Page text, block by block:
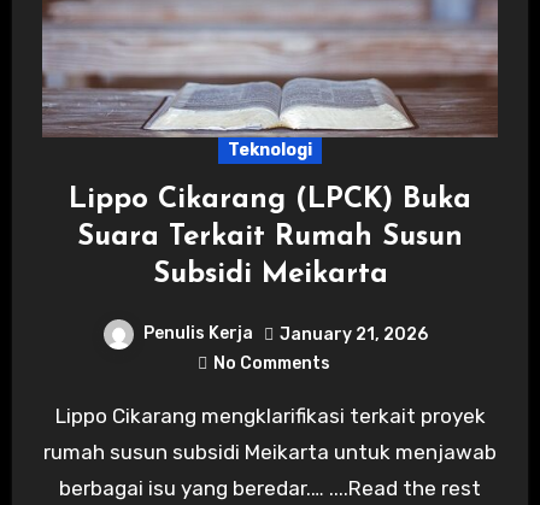
Teknologi
Lippo Cikarang (LPCK) Buka
Suara Terkait Rumah Susun
Subsidi Meikarta
Penulis Kerja
January 21, 2026
No Comments
Lippo Cikarang mengklarifikasi terkait proyek
rumah susun subsidi Meikarta untuk menjawab
berbagai isu yang beredar.… ....Read the rest